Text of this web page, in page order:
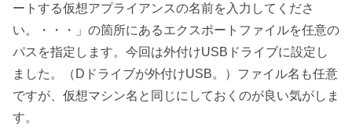
ートする仮想アプライアンスの名前を入力してくださ
い。・・・」の箇所にあるエクスポートファイルを任意の
パスを指定します。今回は外付けUSBドライブに設定し
ました。（Dドライブが外付けUSB。）ファイル名も任意
ですが、仮想マシン名と同じにしておくのが良い気がしま
す。